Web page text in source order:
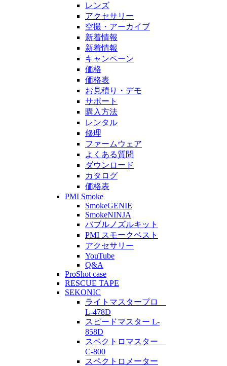
レンズ
アクセサリー
空撮・アーカイブ
新着情報
新着情報
キャンペーン
価格
価格表
お見積り・デモ
サポート
購入方法
レンタル
修理
ファームウェア
よくある質問
ダウンロード
カタログ
価格表
PMI Smoke
SmokeGENIE
SmokeNINJA
バブルノズルキット
PMI スモークベスト
アクセサリー
YouTube
Q&A
ProShot case
RESCUE TAPE
SEKONIC
ライトマスタープロ
L-478D
スピードマスター L-
858D
スペクトロマスター
C-800
スペクトロメーター